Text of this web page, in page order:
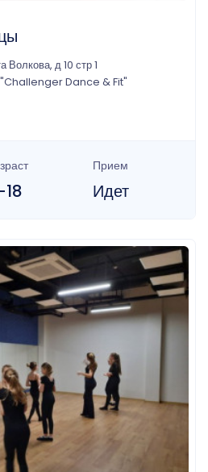
Волкова, д 10 стр 1
"Challenger Dance & Fit"
Прием
Идет